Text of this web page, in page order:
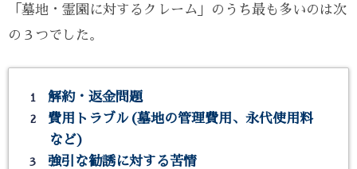
「墓地・霊園に対するクレーム」のうち最も多いのは次
の３つでした。
解約・返金問題
費用トラブル(墓地の管理費用、永代使用料
など)
強引な勧誘に対する苦情